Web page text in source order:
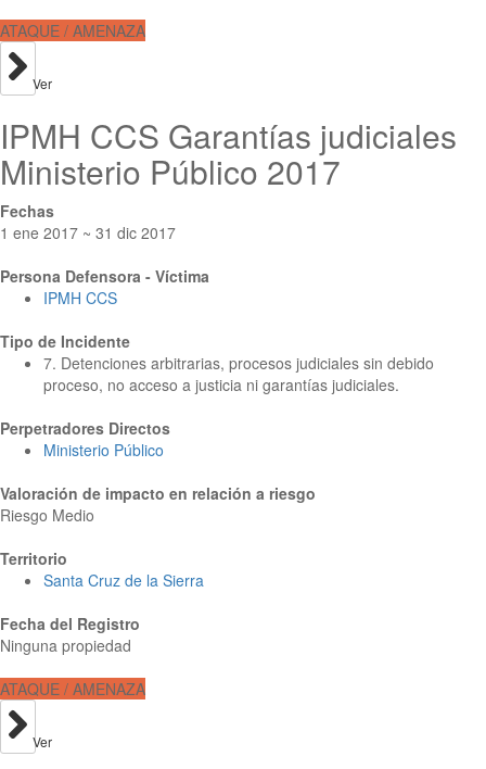
ATAQUE / AMENAZA
Ver
IPMH CCS Garantías judiciales
Ministerio Público 2017
Fechas
1 ene 2017 ~ 31 dic 2017
Persona Defensora - Víctima
IPMH CCS
Tipo de Incidente
7. Detenciones arbitrarias, procesos judiciales sin debido
proceso, no acceso a justicia ni garantías judiciales.
Perpetradores Directos
Ministerio Público
Valoración de impacto en relación a riesgo
Riesgo Medio
Territorio
Santa Cruz de la Sierra
Fecha del Registro
Ninguna propiedad
ATAQUE / AMENAZA
Ver